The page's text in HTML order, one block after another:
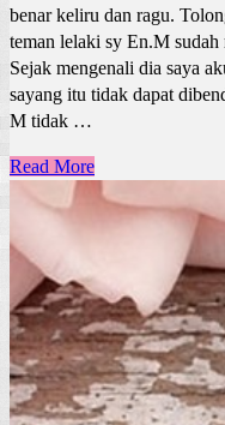
benar keliru dan ragu.
teman lelaki sy En.M
Sejak mengenali dia saya
sayang itu tidak dapat
M tidak …
Read More